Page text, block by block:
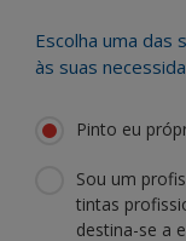
Escolha uma
às suas
Pinto eu
Sou um
tintas
destina-se a